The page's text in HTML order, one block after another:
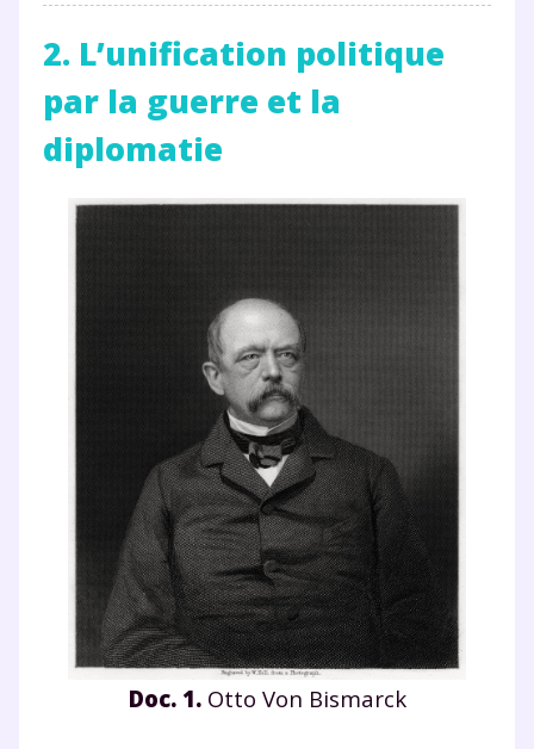
2. L’unification politique
par la guerre et la
diplomatie
Doc. 1.Otto Von Bismarck